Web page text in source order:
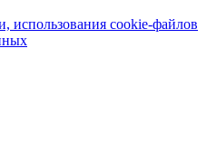
использования сookie-файлов